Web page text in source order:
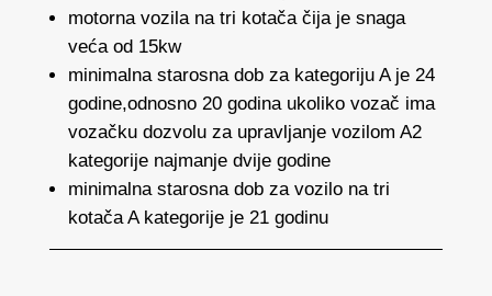
motorna vozila na tri kotača čija je snaga
veća od 15kw
minimalna starosna dob za kategoriju A je 24
godine,odnosno 20 godina ukoliko vozač ima
vozačku dozvolu za upravljanje vozilom A2
kategorije najmanje dvije godine
minimalna starosna dob za vozilo na tri
kotača A kategorije je 21 godinu